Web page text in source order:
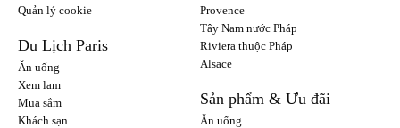
Quản lý cookie
Du Lịch Paris
Ăn uống
Xem lam
Mua sắm
Khách sạn
Provence
Tây Nam nước Pháp
Riviera thuộc Pháp
Alsace
Sản phẩm & Ưu đãi
Ăn uống